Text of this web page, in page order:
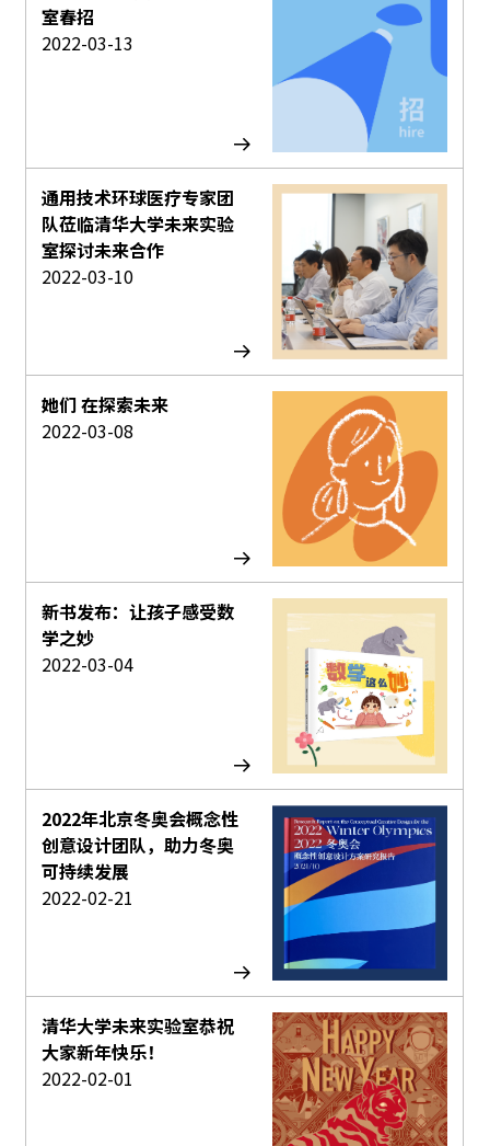
室春招
2022-03-13
通用技术环球医疗专家团
队莅临清华大学未来实验
室探讨未来合作
2022-03-10
她们 在探索未来
2022-03-08
新书发布：让孩子感受数
学之妙
2022-03-04
2022年北京冬奥会概念性
创意设计团队，助力冬奥
可持续发展
2022-02-21
清华大学未来实验室恭祝
大家新年快乐！
2022-02-01